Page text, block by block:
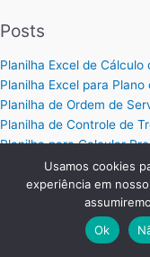
Posts
Planilha Excel de Cálculo
Planilha Excel para
Planilha de Ordem de
Planilha de Controle de
Planilha para Calcular
Como Organizar e
Planilha de Precificação
Usamos cookies
experiência em
Ok